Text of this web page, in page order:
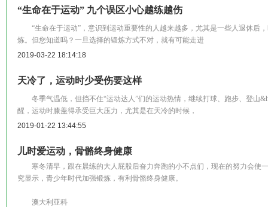
“生命在于运动” 九个误区小心越练越伤
“生命在于运动”，意识到运动重要性的人越来越多，尤其是一些人退休后
炼。但您知道吗？一旦选择的锻炼方式不对，就有可能走进
2019-03-22 18:14:18
天冷了，运动时少受伤要这样
冬季气温低，但挡不住“运动达人”们的运动热情，继续打球、跑步、登山
醒，运动时膝盖得承受巨大压力，尤其是在天冷的时候，
2019-01-22 13:44:55
儿时爱运动，骨骼终身健康
寒冬清早，跟在晨练的大人屁股后奋力奔跑的小不点们，现在的努力会使
究显示，青少年时代加强锻炼，有利骨骼终身健康。
澳大利亚科